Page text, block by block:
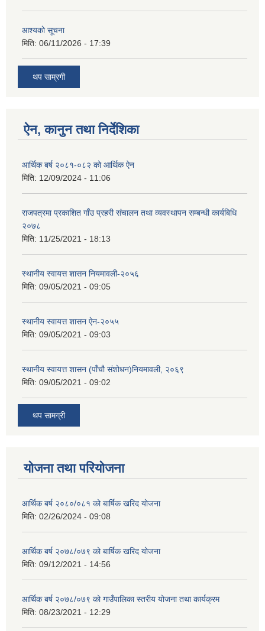
आश्यकाे सूचना
मिति: 06/11/2026 - 17:39
थप साम्रगी
ऐन, कानुन तथा निर्देशिका
आर्थिक बर्ष २०८१-०८२ को आर्थिक ऐन
मिति: 12/09/2024 - 11:06
राजपत्रमा प्रकाशित गाँउ प्रहरी संचालन तथा व्यवस्थापन सम्बन्धी कार्यबिधि
२०७८
मिति: 11/25/2021 - 18:13
स्थानीय स्वायत्त शासन नियमावली-२०५६
मिति: 09/05/2021 - 09:05
स्थानीय स्वायत्त शासन ए‍ेन-२०५५
मिति: 09/05/2021 - 09:03
स्थानीय स्वायत्त शासन (पाँचौ संशोधन)नियमावली, २०६९
मिति: 09/05/2021 - 09:02
थप सामग्री
योजना तथा परियोजना
आर्थिक बर्ष २०८०/०८१ को बार्षिक खरिद योजना
मिति: 02/26/2024 - 09:08
आर्थिक बर्ष २०७८/०७९ को बार्षिक खरिद योजना
मिति: 09/12/2021 - 14:56
आर्थिक बर्ष २०७८/०७९ को गाउँपालिका स्तरीय योजना तथा कार्यक्रम
मिति: 08/23/2021 - 12:29